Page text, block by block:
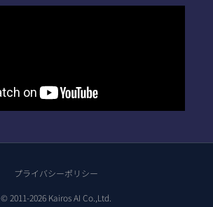
© 2011-2026 Kairos AI Co.,Ltd.
プライバシーポリシー